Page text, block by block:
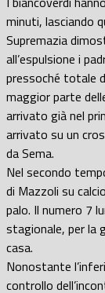
minuti, lasciando
Supremazia
all’espulsione i
pressoché totale
maggior parte
arrivato già nel
arrivato su un
da Sema.
Nel secondo
di Mazzoli su
palo. Il numero 7
stagionale, per la
casa.
Nonostante
controllo